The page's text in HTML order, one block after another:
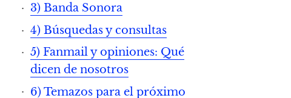
3) Banda Sonora
4) Búsquedas y consultas
5) Fanmail y opiniones: Qué
dicen de nosotros
6) Temazos para el próximo